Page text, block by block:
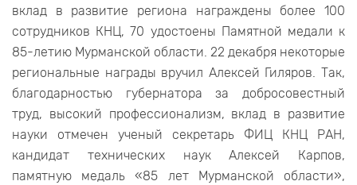
вклад в развитие региона награждены более 100
сотрудников КНЦ, 70 удостоены Памятной медали к
85-летию Мурманской области. 22 декабря некоторые
региональные награды вручил Алексей Гиляров. Так,
благодарностью губернатора за добросовестный
труд, высокий профессионализм, вклад в развитие
науки отмечен ученый секретарь ФИЦ КНЦ РАН,
кандидат технических наук Алексей Карпов,
памятную медаль «85 лет Мурманской области»,